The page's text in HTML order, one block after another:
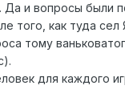
Да и вопросы были
того, как туда сел
тому
для каждого